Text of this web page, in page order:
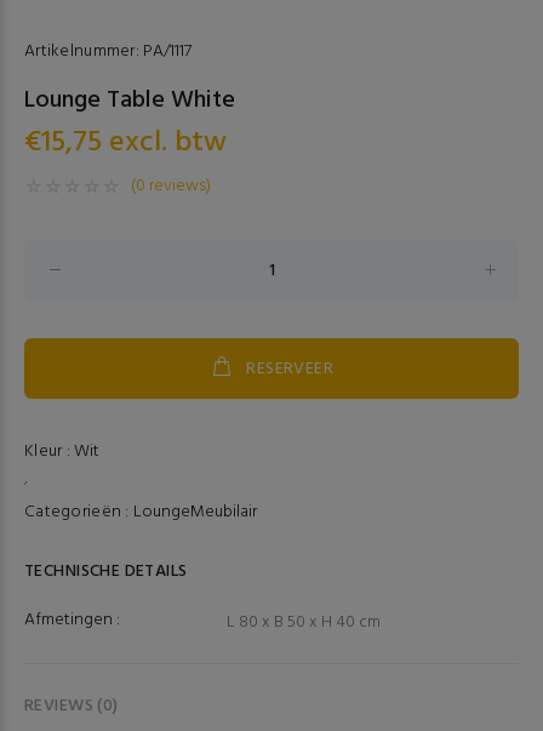
Artikelnummer: PA/1117
Lounge Table White
€15,75 excl. btw
(0 reviews)
RESERVEER
Kleur :Wit
,
Categorieën : LoungeMeubilair
TECHNISCHE DETAILS
Afmetingen :
L 80 x B 50 x H 40 cm
REVIEWS (0)